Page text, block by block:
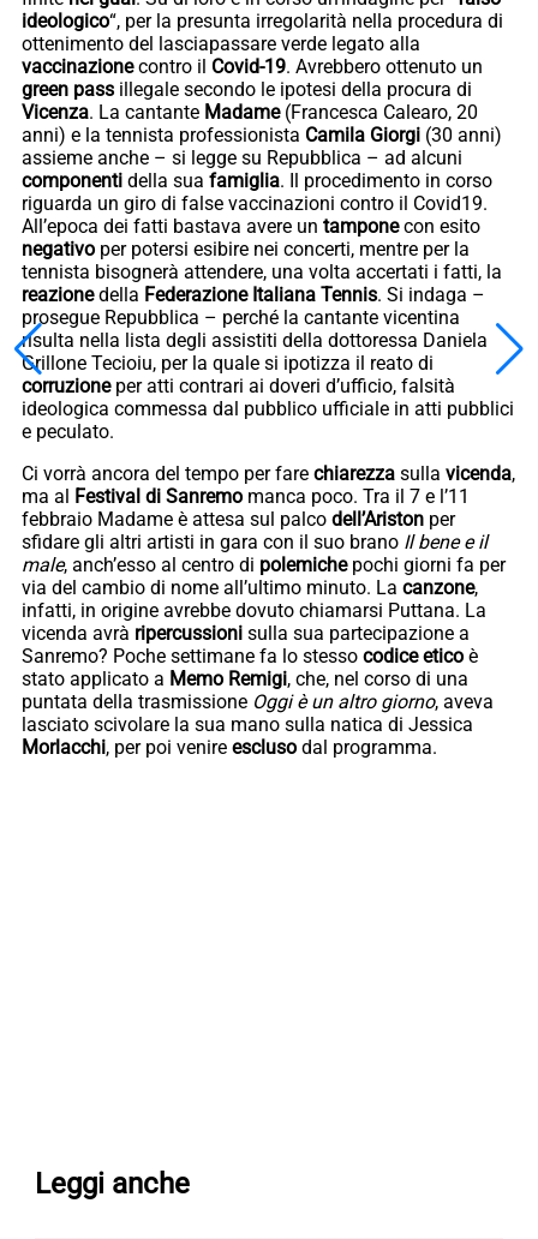
ideologico“, per la presunta irregolarità nella procedura di
ottenimento del lasciapassare verde legato alla
vaccinazionecontro il Covid-19. Avrebbero ottenuto un
green pass illegale secondo le ipotesi della procura di
Vicenza. La cantante Madame (Francesca Calearo, 20
anni) e la tennista professionista Camila Giorgi (30 anni)
assieme anche – si legge su Repubblica – ad alcuni
componenti della sua famiglia. Il procedimento in corso
riguarda un giro di false vaccinazioni contro il Covid19.
All’epoca dei fatti bastava avere un tamponecon esito
negativo per potersi esibire nei concerti, mentre per la
tennista bisognerà attendere, una volta accertati i fatti, la
reazionedella Federazione Italiana Tennis. Si indaga –
prosegue Repubblica – perché la cantante vicentina
risulta nella lista degli assistiti della dottoressa Daniela
Grillone Tecioiu, per la quale si ipotizza il reato di
corruzione per atti contrari ai doveri d’ufficio, falsità
ideologica commessa dal pubblico ufficiale in atti pubblici
e peculato.
Ci vorrà ancora del tempo per fare chiarezza sulla vicenda,
ma al Festival di Sanremo manca poco. Tra il 7 e l’11
febbraio Madame è attesa sul palco dell’Ariston per
sfidare gli altri artisti in gara con il suo brano Il bene e il
male, anch’esso al centro di polemiche pochi giorni fa per
via del cambio di nome all’ultimo minuto. La canzone,
infatti, in origine avrebbe dovuto chiamarsi Puttana. La
vicenda avrà ripercussioni sulla sua partecipazione a
Sanremo? Poche settimane fa lo stesso codice etico è
stato applicato a Memo Remigi, che, nel corso di una
puntata della trasmissione Oggi è un altro giorno, aveva
lasciato scivolare la sua mano sulla natica di Jessica
Morlacchi, per poi venire escluso dal programma.
Leggi anche